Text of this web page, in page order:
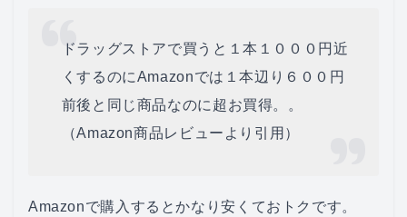
ドラッグストアで買うと１本１０００円近
くするのにAmazonでは１本辺り６００円
前後と同じ商品なのに超お買得。。
（Amazon商品レビューより引用）
Amazonで購入するとかなり安くておトクです。